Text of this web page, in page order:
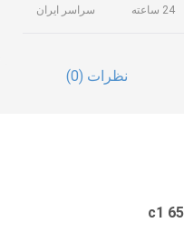
24 ساعته
سراسر ایران
نظرات (0)